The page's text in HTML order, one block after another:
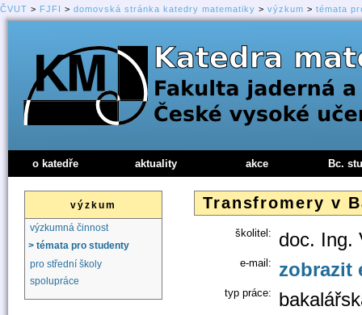
ČVUT > FJFI > domovská stránka katedry matematiky > výzkum > témata
Transfromery v
školitel: doc. Ing.
e-mail: zobrazit
typ práce:
o katedře aktuality akce Bc.
výzkum
výzkumná činnost
> témata pro studenty
pro střední školy
spolupráce